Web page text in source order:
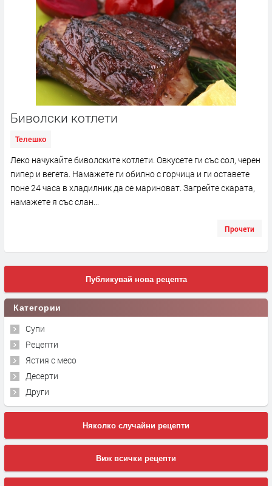
Биволски котлети
Телешко
Леко начукайте биволските котлети. Овкусете ги със сол, черен
пипер и вегета. Намажете ги обилно с горчица и ги оставете
поне 24 часа в хладилник да се мариноват. Загрейте скарата,
намажете я със слан...
Прочети
Публикувай нова рецепта
Категории
Супи
Рецепти
Ястия с месо
Десерти
Други
Няколко случайни рецепти
Виж всички рецепти